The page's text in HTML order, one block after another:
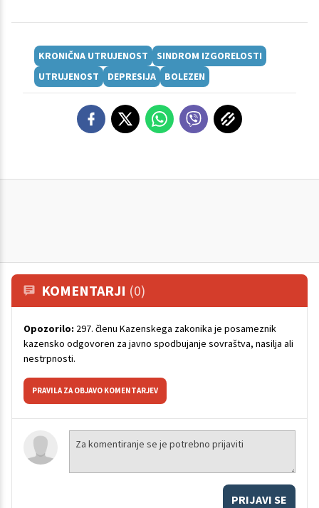
KRONIČNA UTRUJENOST
SINDROM IZGORELOSTI
UTRUJENOST
DEPRESIJA BOLEZEN
KOMENTARJI (0)
Opozorilo: 297. členu Kazenskega zakonika je posameznik
kazensko odgovoren za javno spodbujanje sovraštva, nasilja ali
nestrpnosti.
PRAVILA ZA OBJAVO KOMENTARJEV
PRIJAVI SE